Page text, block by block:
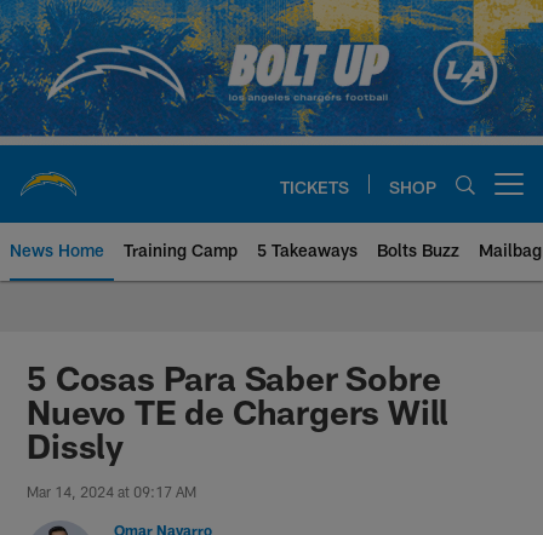
Skip
to
main
content
TICKETS SHOP
News Home Training Camp 5 Takeaways Bolts Buzz Mailbag
Chargers Official Site | Los
5 Cosas Para Saber Sobre
Nuevo TE de Chargers Will
Dissly
Mar 14, 2024 at 09:17 AM
Omar Navarro